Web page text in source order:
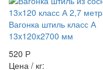
Вагонка штиль класс А
13x120x2700 мм
520 Р
Цена / кг: